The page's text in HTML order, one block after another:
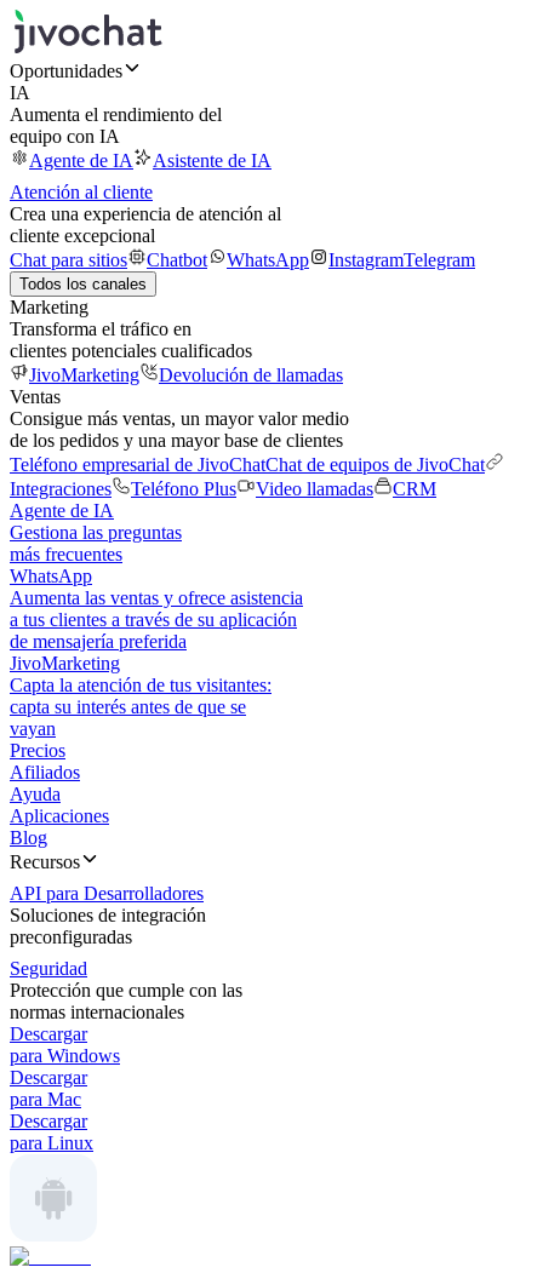
Oportunidades
IA
Aumenta el rendimiento del
equipo con IA
Agente de IA
Asistente de IA
Atención al cliente
Crea una experiencia de atención al
cliente excepcional
Chat para sitios
Chatbot WhatsApp InstagramTelegram
Todos los canales
Marketing
Transforma el tráfico en
clientes potenciales cualificados
JivoMarketing
Devolución de llamadas
Ventas
Consigue más ventas, un mayor valor medio
de los pedidos y una mayor base de clientes
Teléfono empresarial de JivoChatChat de equipos de JivoChat
Integraciones
Teléfono Plus Video llamadas
CRM
Agente de IA
Gestiona las preguntas
más frecuentes
WhatsApp
Aumenta las ventas y ofrece asistencia
a tus clientes a través de su aplicación
de mensajería preferida
JivoMarketing
Capta la atención de tus visitantes:
capta su interés antes de que se
vayan
Precios
Afiliados
Ayuda
Aplicaciones
Blog
Recursos
API para Desarrolladores
Soluciones de integración
preconfiguradas
Seguridad
Protección que cumple con las
normas internacionales
Descargar
para Windows
Descargar
para Mac
Descargar
para Linux